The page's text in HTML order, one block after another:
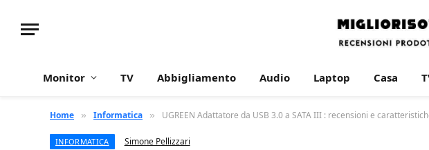
Monitor TV Abbigliamento Audio Laptop Casa
Home » Informatica » UGREEN Adattatore da USB 3.0 a SATA III : recensioni e
INFORMATICA Simone Pellizzari